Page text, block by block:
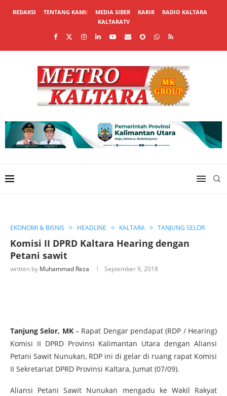
REDAKSI TENTANG KAMI: MEDIA SIBER KARIR
RADIO KALTARA
KALTARATV
EKONOMI & BISNIS HEADLINE KALTARA TANJUNG SELOR
Komisi II DPRD Kaltara Hearing dengan
Petani sawit
written by Muhammad Reza September 9, 2018
Tanjung Selor, MK– Rapat Dengar pendapat (RDP / Hearing)
Komisi II DPRD Provinsi Kalimantan Utara dengan Aliansi
Petani Sawit Nunukan, RDP ini di gelar di ruang rapat Komisi
II Sekretariat DPRD Provinsi Kaltara, Jumat (07/09).
Aliansi Petani Sawit Nunukan mengadu ke Wakil Rakyat